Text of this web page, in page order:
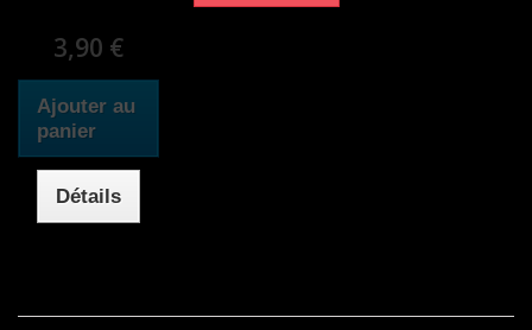
3,90 €
Ajouter au
panier
Détails